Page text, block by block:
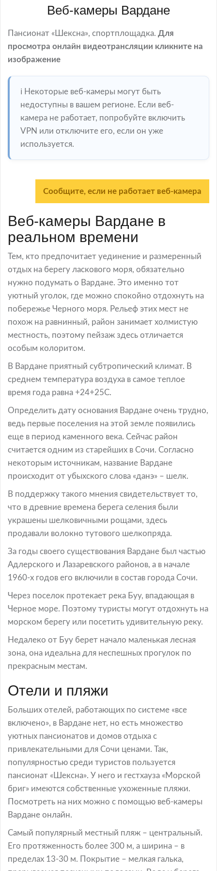
Веб-камеры Вардане
Пансионат «Шексна», спортплощадка. Для
просмотра онлайн видеотрансляции кликните на
изображение
ℹ️ Некоторые веб-камеры могут быть
недоступны в вашем регионе. Если веб-
камера не работает, попробуйте включить
VPN или отключите его, если он уже
используется.
Сообщите, если не работает веб-камера
Веб-камеры Вардане в
реальном времени
Тем, кто предпочитает уединение и размеренный
отдых на берегу ласкового моря, обязательно
нужно подумать о Вардане. Это именно тот
уютный уголок, где можно спокойно отдохнуть на
побережье Черного моря. Рельеф этих мест не
похож на равнинный, район занимает холмистую
местность, поэтому пейзаж здесь отличается
особым колоритом.
В Вардане приятный субтропический климат. В
среднем температура воздуха в самое теплое
время года равна +24+25С.
Определить дату основания Вардане очень трудно,
ведь первые поселения на этой земле появились
еще в период каменного века. Сейчас район
считается одним из старейших в Сочи. Согласно
некоторым источникам, название Вардане
происходит от убыхского слова «данэ» – шелк.
В поддержку такого мнения свидетельствует то,
что в древние времена берега селения были
украшены шелковичными рощами, здесь
продавали волокно тутового шелкопряда.
За годы своего существования Вардане был частью
Адлерского и Лазаревского районов, а в начале
1960-х годов его включили в состав города Сочи.
Через поселок протекает река Буу, впадающая в
Черное море. Поэтому туристы могут отдохнуть на
морском берегу или посетить удивительную реку.
Недалеко от Буу берет начало маленькая лесная
зона, она идеальна для неспешных прогулок по
прекрасным местам.
Отели и пляжи
Больших отелей, работающих по системе «все
включено», в Вардане нет, но есть множество
уютных пансионатов и домов отдыха с
привлекательными для Сочи ценами. Так,
популярностью среди туристов пользуется
пансионат «Шексна». У него и гестхауза «Морской
бриг» имеются собственные ухоженные пляжи.
Посмотреть на них можно с помощью веб-камеры
Вардане онлайн.
Самый популярный местный пляж – центральный.
Его протяженность более 300 м, а ширина – в
пределах 13-30 м. Покрытие – мелкая галька,